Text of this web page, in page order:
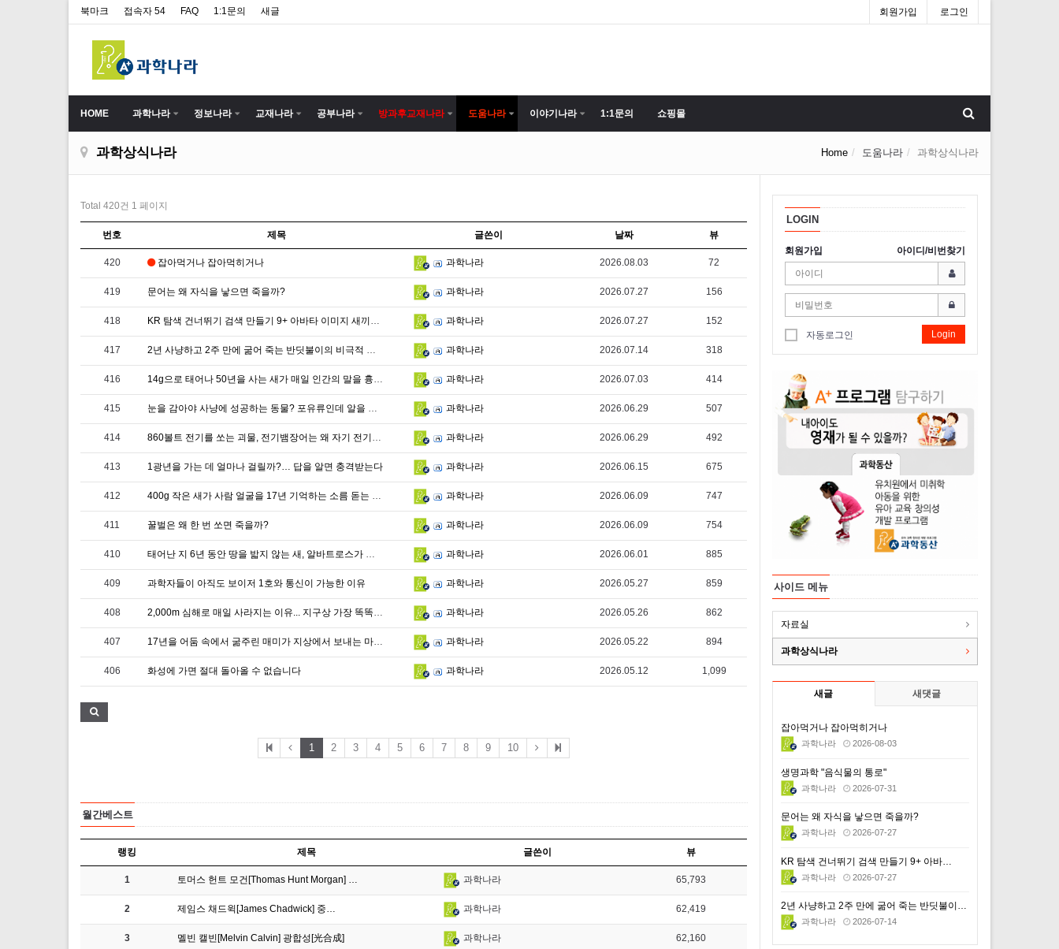
북마크 접속자 54 FAQ 1:1문의 새글 회원가입 로그인
HOME 과학나라 정보나라 교재나라 공부나라 방과후교재나라 도움나라 이야기나라 1:1문의 쇼핑몰
과학상식나라 Home 도움나라 과학상식나라
Total 420건 1 페이지
번호 제목 글쓴이 날짜 뷰
420 잡아먹거나 잡아먹히거나 과학나라 2026.08.03 72
419 문어는 왜 자식을 낳으면 죽을까? 과학나라 2026.07.27 156
418 KR 탐색 건너뛰기 검색 만들기 9+ 아바타 이미지 새끼를 버리는 엄마 판다의 잔인한 선택, … 과학나라 2026.07.27 152
417 2년 사냥하고 2주 만에 굶어 죽는 반딧불이의 비극적 일생 과학나라 2026.07.14 318
416 14g으로 태어나 50년을 사는 새가 매일 인간의 말을 흉내 내는 진짜 이유 과학나라 2026.07.03 414
415 눈을 감아야 사냥에 성공하는 동물? 포유류인데 알을 낳는 오리너구리의 미스터리 과학나라 2026.06.29 507
414 860볼트 전기를 쏘는 괴물, 전기뱀장어는 왜 자기 전기에 감전되지 않을까? 과학나라 2026.06.29 492
413 1광년을 가는 데 얼마나 걸릴까?… 답을 알면 충격받는다 과학나라 2026.06.15 675
412 400g 작은 새가 사람 얼굴을 17년 기억하는 소름 돋는 진짜 이유 과학나라 2026.06.09 747
411 꿀벌은 왜 한 번 쏘면 죽을까? 과학나라 2026.06.09 754
410 태어난 지 6년 동안 땅을 밟지 않는 새, 알바트로스가 짝을 찾기 위해 치르는 잔인한 대가 과학나라 2026.06.01 885
409 과학자들이 아직도 보이저 1호와 통신이 가능한 이유 과학나라 2026.05.27 859
408 2,000m 심해로 매일 사라지는 이유... 지구상 가장 똑똑한 거대 생명체의 비밀 과학나라 2026.05.26 862
407 17년을 어둠 속에서 굶주린 매미가 지상에서 보내는 마지막 한 달의 기록 과학나라 2026.05.22 894
406 화성에 가면 절대 돌아올 수 없습니다 과학나라 2026.05.12 1,099
1 2 3 4 5 6 7 8 9 10
월간베스트
랭킹 제목 글쓴이 뷰
1 토머스 헌트 모건[Thomas Hunt Morgan] … 과학나라 65,793
2 제임스 채드윅[James Chadwick] 중… 과학나라 62,419
3 멜빈 캘빈[Melvin Calvin] 광합성[光合成] 과학나라 62,160
LOGIN
회원가입 아이디/비번찾기
자동로그인 Login
사이드 메뉴
자료실
과학상식나라
새글 새댓글
잡아먹거나 잡아먹히거나
과학나라 2026-08-03
생명과학 "음식물의 통로"
과학나라 2026-07-31
문어는 왜 자식을 낳으면 죽을까?
과학나라 2026-07-27
KR 탐색 건너뛰기 검색 만들기 9+ 아바…
과학나라 2026-07-27
2년 사냥하고 2주 만에 굶어 죽는 반딧불이의 비극적 …
과학나라 2026-07-14